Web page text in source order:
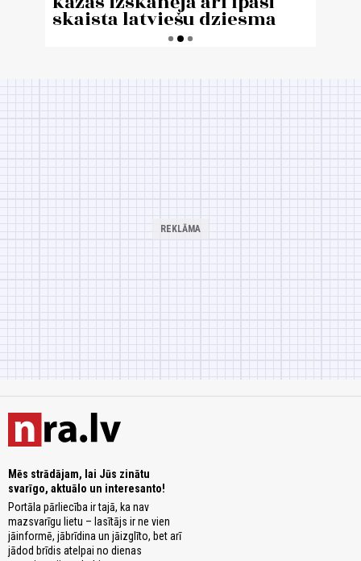
Mēs strādājam, lai Jūs zinātu
svarīgo, aktuālo un interesanto!
Portāla pārliecība ir tajā, ka nav
mazsvarīgu lietu – lasītājs ir ne vien
jāinformē, jābrīdina un jāizglīto, bet arī
jādod brīdis atelpai no dienas